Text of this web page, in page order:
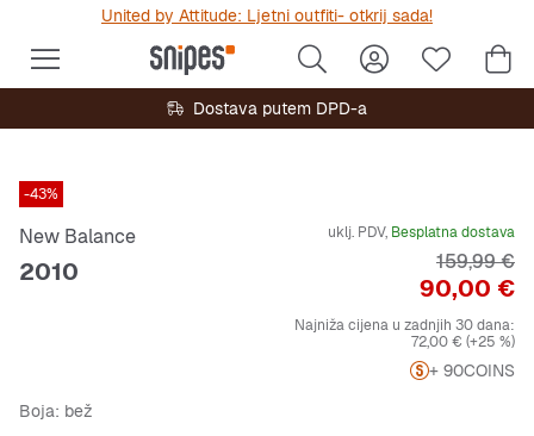
United by Attitude: Ljetni outfiti- otkrij sada!
Dostava putem DPD-a
-43%
New Balance
2010
uklj. PDV, Besplatna dostava
Cijena
90,00 €
Originalna
159,99 €
Najniža cijena u zadnjih 30 dana:
72,00 € (+25 %)
+ 90COINS
Boja: bež